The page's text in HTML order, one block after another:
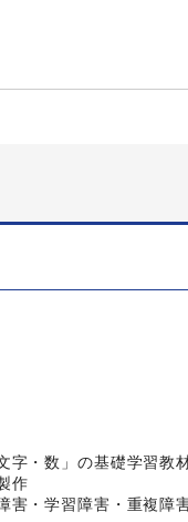
字・数」の基礎学習教
作
害・学習障害・重複障